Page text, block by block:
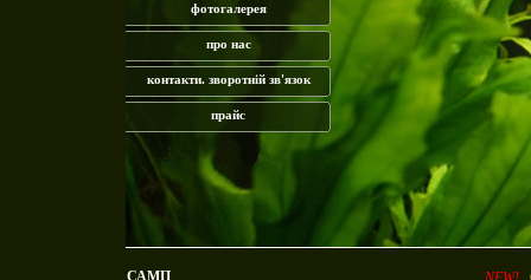
фотогалерея
про нас
контакти. зворотній зв'язок
прайс
САМП